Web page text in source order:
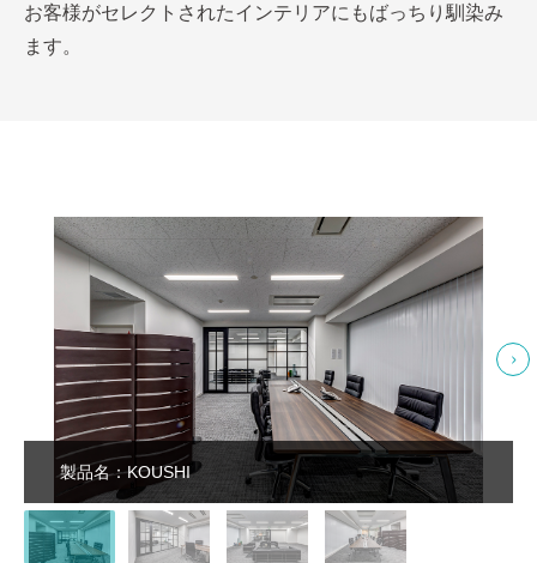
お客様がセレクトされたインテリアにもばっちり馴染み
ます。
製品名：KOUSHI